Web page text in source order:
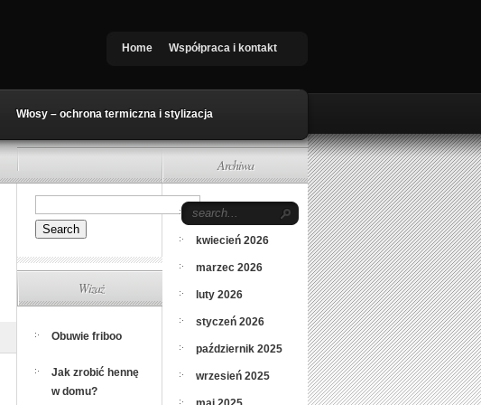
Home Współpraca i kontakt
Włosy – ochrona termiczna i stylizacja
Wizaż
Obuwie friboo
Jak zrobić hennę
w domu?
Archiwa
maj 2026
kwiecień 2026
marzec 2026
luty 2026
styczeń 2026
październik 2025
wrzesień 2025